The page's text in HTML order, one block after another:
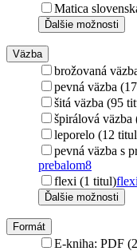
Matica
Ďalšie možnosti
Väzba
brožovaná
pevná väzba
šitá väzba (95
špirálová
leporelo (12
pevná väzba s
prebalom8
flexi (1 titul)flexi
Ďalšie možnosti
Formát
E-kniha: PDF